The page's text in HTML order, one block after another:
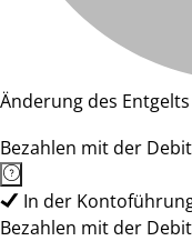
Änderung des
Bezahlen mit der
In der
Bezahlen mit der